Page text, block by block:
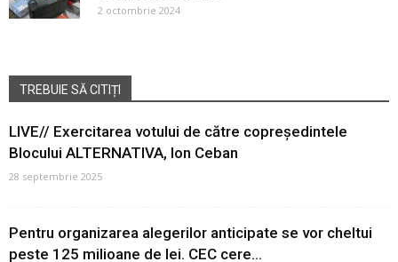
2 octombrie 2024
TREBUIE SĂ CITIȚI
LIVE// Exercitarea votului de către copreședintele
Blocului ALTERNATIVA, Ion Ceban
28 septembrie 2025
Pentru organizarea alegerilor anticipate se vor cheltui
peste 125 milioane de lei. CEC cere...